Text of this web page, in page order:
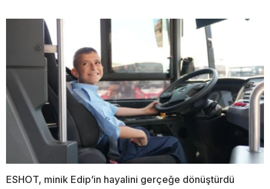
ESHOT, minik Edip’in hayalini gerçeğe dönüştürdü